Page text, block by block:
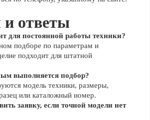
ответы
для постоянной работы техники?
подборе по параметрам и
подходит для штатной
выполняется подбор?
модель техники, размеры,
или каталожный номер.
заявку, если точной модели нет